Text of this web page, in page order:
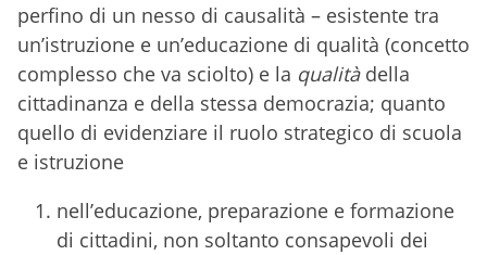
perfino di un nesso di causalità – esistente tra
un’istruzione e un’educazione di qualità (concetto
complesso che va sciolto) e la qualitàdella
cittadinanza e della stessa democrazia; quanto
quello di evidenziare il ruolo strategico di scuola
e istruzione
nell’educazione, preparazione e formazione
di cittadini, non soltanto consapevoli dei